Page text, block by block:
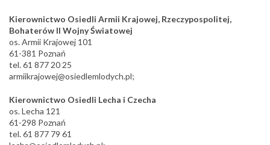
Kierownictwo Osiedli Armii Krajowej, Rzeczypospolitej,
Bohaterów II Wojny Światowej
os. Armii Krajowej 101
61-381 Poznań
tel. 61 877 20 25
armiikrajowej@osiedlemlodych.pl;
Kierownictwo Osiedli Lecha i Czecha
os. Lecha 121
61-298 Poznań
tel. 61 877 79 61